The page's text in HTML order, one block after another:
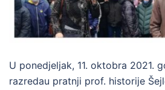
U ponedjeljak, 11. oktobra 2021.
razredau pratnji prof. historije